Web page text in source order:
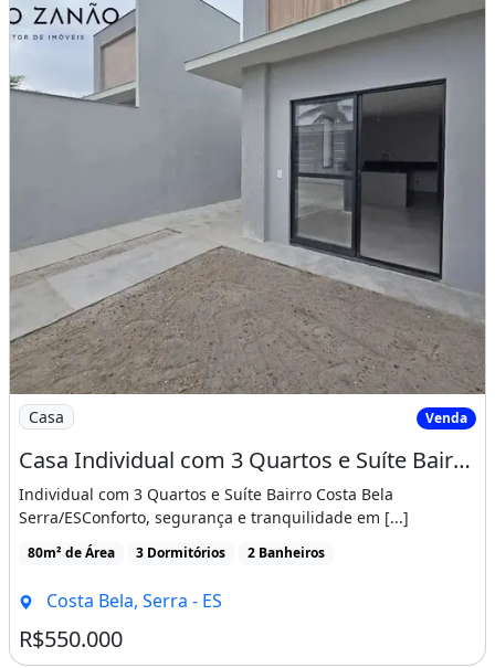
Imagem: Casa Individual com 3 Quartos e Suíte Bairro
Casa Venda
Casa Individual com 3 Quartos e Suíte Bairro Costa Bela
Individual com 3 Quartos e Suíte Bairro Costa Bela
Serra/ESConforto, segurança e tranquilidade em [...]
80m² de Área 3 Dormitórios 2 Banheiros
Costa Bela, Serra - ES
R$550.000